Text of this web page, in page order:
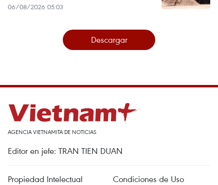
06/08/2026 05:03
Descargar
AGENCIA VIETNAMITA DE NOTICIAS
Editor en jefe: TRAN TIEN DUAN
Propiedad Intelectual Condiciones de Uso